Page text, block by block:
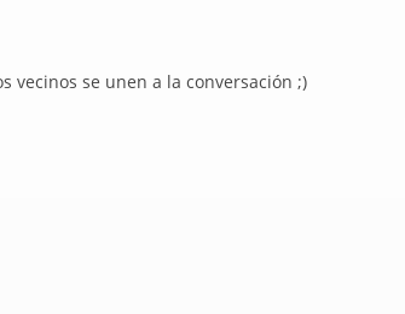
vecinos se unen a la conversación ;)